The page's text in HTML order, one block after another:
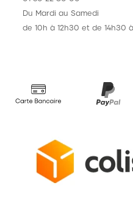
Du Mardi au Samedi
de 10h à 12h30 et de 14h30